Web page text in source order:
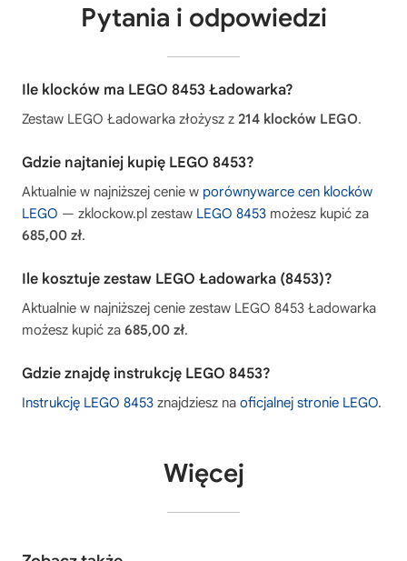
Pytania i odpowiedzi
Ile klocków ma LEGO 8453 Ładowarka?
Zestaw LEGO Ładowarka złożysz z 214 klocków LEGO.
Gdzie najtaniej kupię LEGO 8453?
Aktualnie w najniższej cenie w porównywarce cen klocków
LEGO — zklockow.pl zestaw LEGO 8453 możesz kupić za
685,00 zł.
Ile kosztuje zestaw LEGO Ładowarka (8453)?
Aktualnie w najniższej cenie zestaw LEGO 8453 Ładowarka
możesz kupić za 685,00 zł.
Gdzie znajdę instrukcję LEGO 8453?
Instrukcję LEGO 8453 znajdziesz na oficjalnej stronie LEGO.
Więcej